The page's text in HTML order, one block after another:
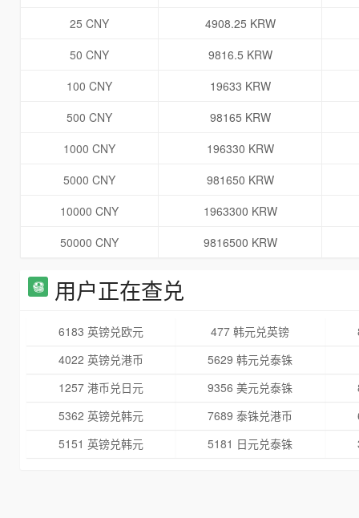
25 CNY
4908.25 KRW
50 CNY
9816.5 KRW
100 CNY
19633 KRW
500 CNY
98165 KRW
1000 CNY
196330 KRW
5000 CNY
981650 KRW
10000 CNY
1963300 KRW
50000 CNY
9816500 KRW
用户正在查兑
6183 英镑兑欧元 477 韩元兑英镑
4022 英镑兑港币
5629 韩元兑泰铢
1257 港币兑日元
9356 美元兑泰铢
5362 英镑兑韩元
7689 泰铢兑港币
5151 英镑兑韩元
5181 日元兑泰铢